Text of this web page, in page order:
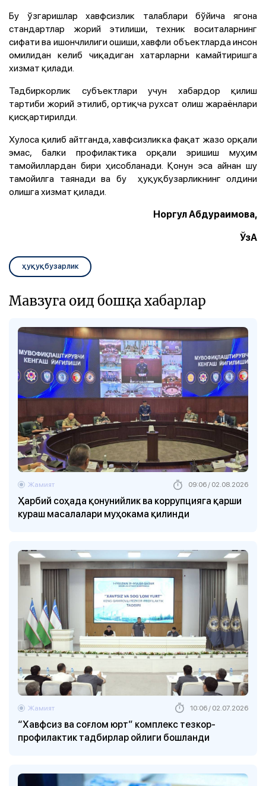
Бу ўзгаришлар хавфсизлик талаблари бўйича ягона
стандартлар жорий этилиши, техник воситаларнинг
сифати ва ишончлилиги ошиши, хавфли объектларда инсон
омилидан келиб чиқадиган хатарларни камайтиришга
хизмат қилади.
Тадбиркорлик субъектлари учун хабардор қилиш
тартиби жорий этилиб, ортиқча рухсат олиш жараёнлари
қисқартирилди.
Хулоса қилиб айтганда, хавфсизликка фақат жазо орқали
эмас, балки профилактика орқали эришиш муҳим
тамойиллардан бири ҳисобланади. Қонун эса айнан шу
тамойилга таянади ва бу ҳуқуқбузарликнинг олдини
олишга хизмат қилади.
Норгул Абдураимова,
ЎзА
ҳуқуқбузарлик
Мавзуга оид бошқа хабарлар
Ҳарбий соҳада қонунийлик ва коррупцияга қарши
кураш масалалари муҳокама қилинди
Жамият 09:06 / 02.08.2026
“Хавфсиз ва соғлом юрт” комплекс тезкор-
профилактик тадбирлар ойлиги бошланди
Жамият 10:06 / 02.07.2026